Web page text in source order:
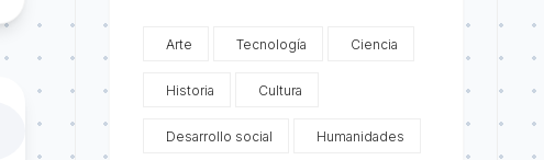
Arte Tecnología Ciencia
Historia Cultura
Desarrollo social Humanidades